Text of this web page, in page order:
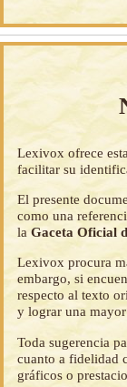
Lexivox ofrece
facilitar su
El presente
como una
laGaceta Oficial
Lexivox procura
embargo, si
respecto al texto
y lograr una
Toda sugerencia
cuanto a fidelidad
gráficos o